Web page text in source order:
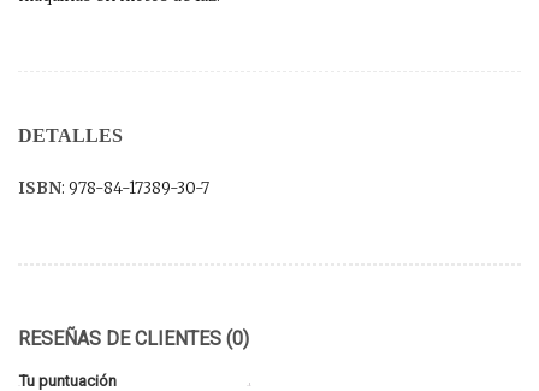
DETALLES
ISBN: 978-84-17389-30-7
RESEÑAS DE CLIENTES (0)
Tu puntuación